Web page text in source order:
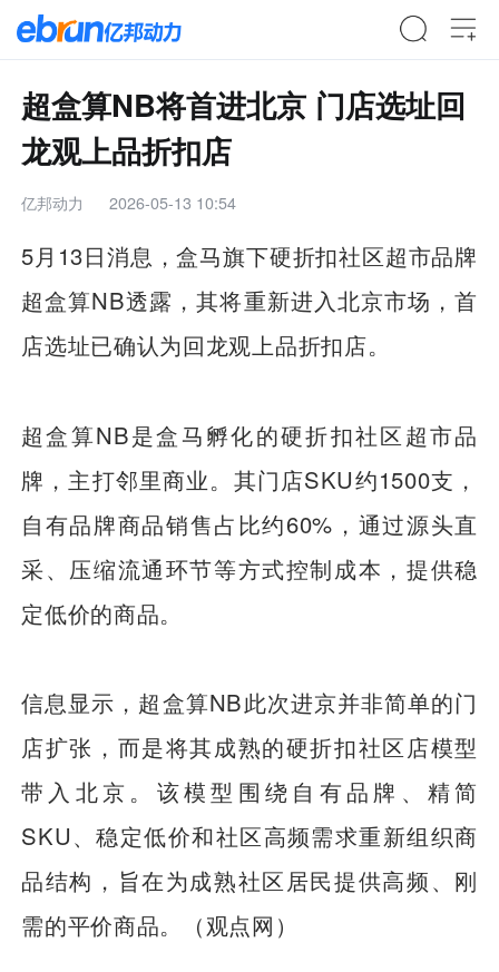
超盒算NB将首进北京 门店选址回
龙观上品折扣店
亿邦动力 2026-05-13 10:54
5月13日消息，盒马旗下硬折扣社区超市品牌
超盒算NB透露，其将重新进入北京市场，首
店选址已确认为回龙观上品折扣店。
超盒算NB是盒马孵化的硬折扣社区超市品
牌，主打邻里商业。其门店SKU约1500支，
自有品牌商品销售占比约60%，通过源头直
采、压缩流通环节等方式控制成本，提供稳
定低价的商品。
信息显示，超盒算NB此次进京并非简单的门
店扩张，而是将其成熟的硬折扣社区店模型
带入北京。该模型围绕自有品牌、精简
SKU、稳定低价和社区高频需求重新组织商
品结构，旨在为成熟社区居民提供高频、刚
需的平价商品。（观点网）